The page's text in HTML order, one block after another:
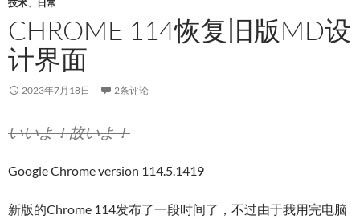
技术、 日常
CHROME 114恢复旧版MD设
计界面
2023年7月18日 2条评论
いいよ！故いよ！
Google Chrome version 114.5.1419
新版的Chrome 114发布了一段时间了，不过由于我用完电脑